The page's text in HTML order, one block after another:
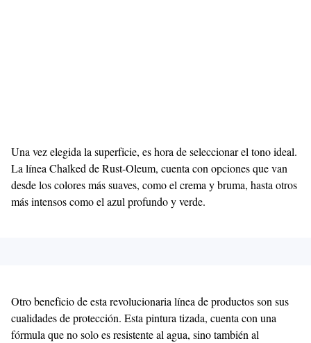
Una vez elegida la superficie, es hora de seleccionar el tono ideal.
La línea Chalked de Rust-Oleum, cuenta con opciones que van
desde los colores más suaves, como el crema y bruma, hasta otros
más intensos como el azul profundo y verde.
Otro beneficio de esta revolucionaria línea de productos son sus
cualidades de protección. Esta pintura tizada, cuenta con una
fórmula que no solo es resistente al agua, sino también al